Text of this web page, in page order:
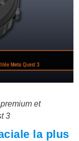
et
3
la plus